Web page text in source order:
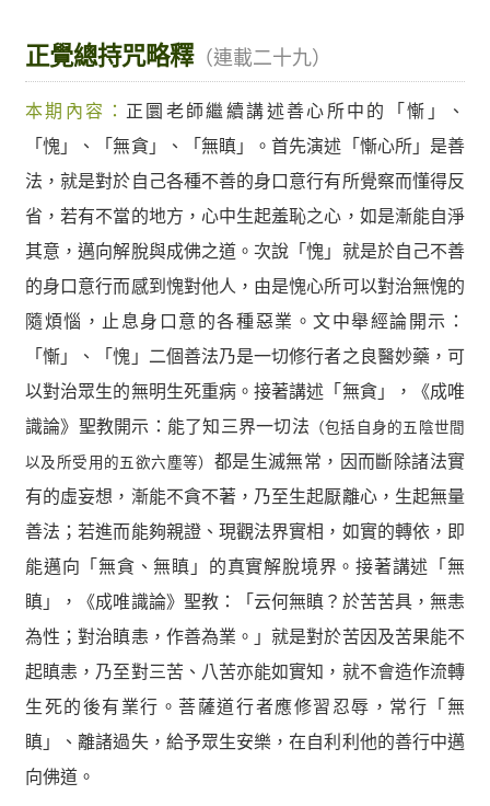
正覺總持咒略釋（連載二十九）
本期內容： 正圜老師繼續講述善心所中的「慚」、
「愧」、「無貪」、「無瞋」。首先演述「慚心所」是善
法，就是對於自己各種不善的身口意行有所覺察而懂得反
省，若有不當的地方，心中生起羞恥之心，如是漸能自淨
其意，邁向解脫與成佛之道。次說「愧」就是於自己不善
的身口意行而感到愧對他人，由是愧心所可以對治無愧的
隨煩惱，止息身口意的各種惡業。文中舉經論開示：
「慚」、「愧」二個善法乃是一切修行者之良醫妙藥，可
以對治眾生的無明生死重病。接著講述「無貪」，《成唯
識論》聖教開示：能了知三界一切法 （包括自身的五陰世間
以及所受用的五欲六塵等） 都是生滅無常，因而斷除諸法實
有的虛妄想，漸能不貪不著，乃至生起厭離心，生起無量
善法；若進而能夠親證、現觀法界實相，如實的轉依，即
能邁向「無貪、無瞋」的真實解脫境界。接著講述「無
瞋」，《成唯識論》聖教：「云何無瞋？於苦苦具，無恚
為性；對治瞋恚，作善為業。」就是對於苦因及苦果能不
起瞋恚，乃至對三苦、八苦亦能如實知，就不會造作流轉
生死的後有業行。菩薩道行者應修習忍辱，常行「無
瞋」、離諸過失，給予眾生安樂，在自利利他的善行中邁
向佛道。